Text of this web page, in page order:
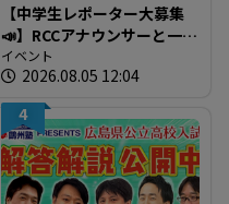
【中学生レポーター大募集
📣】RCCアナウンサーと一緒
に「広島の食」の現場を取
材しよう！
イベント
2026.08.05 12:04
4